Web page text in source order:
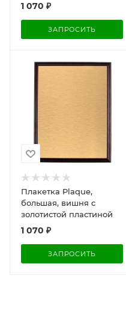
1 070 ₽
ЗАПРОСИТЬ
Плакетка Plaque,
большая, вишня с
золотистой пластиной
1 070 ₽
ЗАПРОСИТЬ